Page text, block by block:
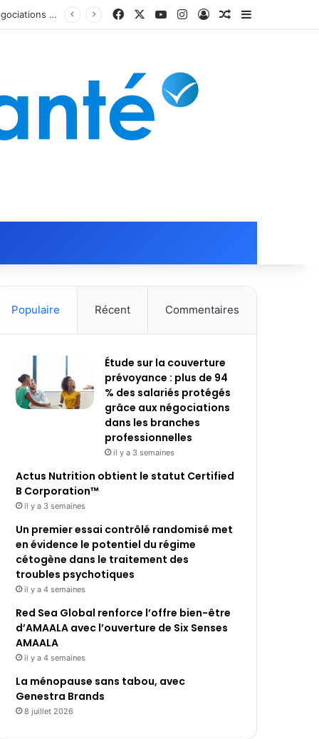
FacebookYouTubeInstagramConnexion
Article Aléatoire
Sidebar
Populaire Récent Commentaires
Étude sur la couverture
prévoyance : plus de 94
% des salariés protégés
grâce aux négociations
dans les branches
professionnelles
il y a 3 semaines
Actus Nutrition obtient le statut Certified
B Corporation™
il y a 3 semaines
Un premier essai contrôlé randomisé met
en évidence le potentiel du régime
cétogène dans le traitement des
troubles psychotiques
il y a 4 semaines
Red Sea Global renforce l’offre bien-être
d’AMAALA avec l’ouverture de Six Senses
AMAALA
il y a 4 semaines
La ménopause sans tabou, avec
Genestra Brands
8 juillet 2026